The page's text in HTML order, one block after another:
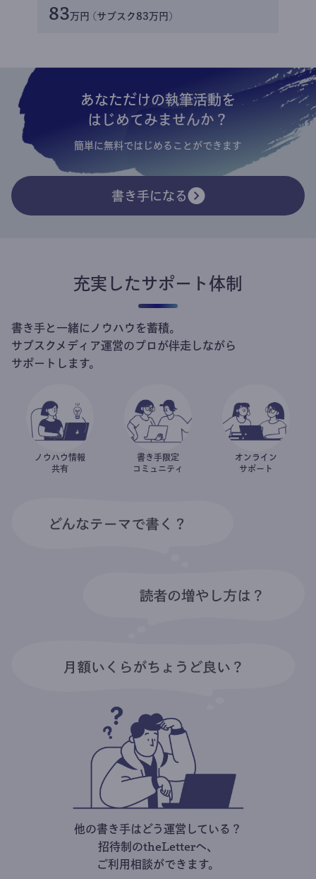
83万円 (サブスク83万円)
あなただけの執筆活動を
はじめてみませんか？
簡単に無料ではじめることができます
書き手になる
充実したサポート体制
書き手と一緒にノウハウを蓄積。
サブスクメディア運営のプロが伴走しながら
サポートします。
ノウハウ情報
共有
書き手限定
コミュニティ
オンライン
サポート
他の書き手はどう運営している？
招待制のtheLetterへ、
ご利用相談ができます。